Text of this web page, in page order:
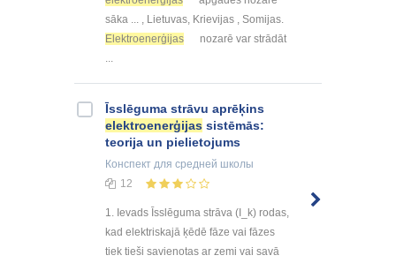
sāka ... , Lietuvas, Krievijas , Somijas.
Elektroenerģijas
nozarē var strādāt
Īsslēguma strāvu aprēķins
elektroenerģijas sistēmās:
teorija un pielietojums
Конспект для средней школы
12
1. Ievads Īsslēguma strāva (I_k) rodas,
kad elektriskajā ķēdē fāze vai fāzes
tiek tieši savienotas ar zemi vai savā